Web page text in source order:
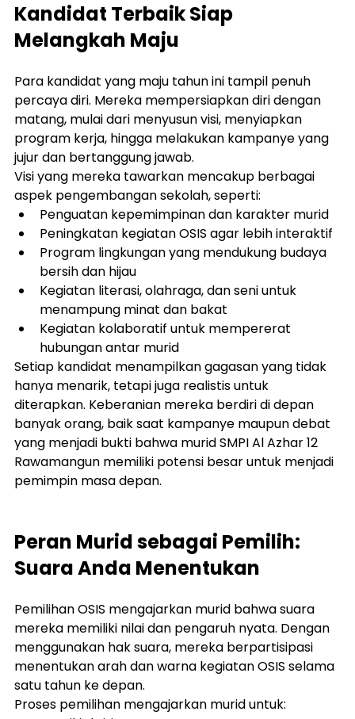
Kandidat Terbaik Siap
Melangkah Maju
Para kandidat yang maju tahun ini tampil penuh
percaya diri. Mereka mempersiapkan diri dengan
matang, mulai dari menyusun visi, menyiapkan
program kerja, hingga melakukan kampanye yang
jujur dan bertanggung jawab.
Visi yang mereka tawarkan mencakup berbagai
aspek pengembangan sekolah, seperti:
Penguatan kepemimpinan dan karakter murid
Peningkatan kegiatan OSIS agar lebih interaktif
Program lingkungan yang mendukung budaya
bersih dan hijau
Kegiatan literasi, olahraga, dan seni untuk
menampung minat dan bakat
Kegiatan kolaboratif untuk mempererat
hubungan antar murid
Setiap kandidat menampilkan gagasan yang tidak
hanya menarik, tetapi juga realistis untuk
diterapkan. Keberanian mereka berdiri di depan
banyak orang, baik saat kampanye maupun debat
yang menjadi bukti bahwa murid SMPI Al Azhar 12
Rawamangun memiliki potensi besar untuk menjadi
pemimpin masa depan.
Peran Murid sebagai Pemilih:
Suara Anda Menentukan
Pemilihan OSIS mengajarkan murid bahwa suara
mereka memiliki nilai dan pengaruh nyata. Dengan
menggunakan hak suara, mereka berpartisipasi
menentukan arah dan warna kegiatan OSIS selama
satu tahun ke depan.
Proses pemilihan mengajarkan murid untuk: